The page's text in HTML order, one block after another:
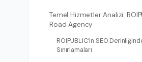
Temel Hizmetler Analizi:
Road Agency
ROIPUBLIC’in SEO
Sınırlamaları